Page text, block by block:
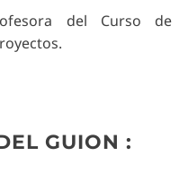
del Curso de
GUION :